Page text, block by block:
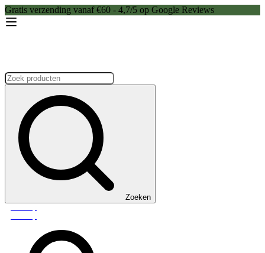
Gratis verzending vanaf €60 - 4,7/5 op Google Reviews
Zoeken:
Zoeken